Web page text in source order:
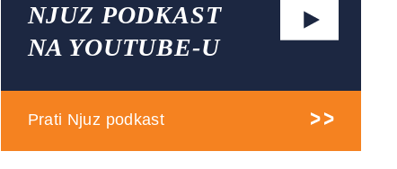
NJUZ PODKAST
NA YOUTUBE-U
Prati Njuz podkast